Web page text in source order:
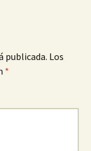
publicada. Los
*